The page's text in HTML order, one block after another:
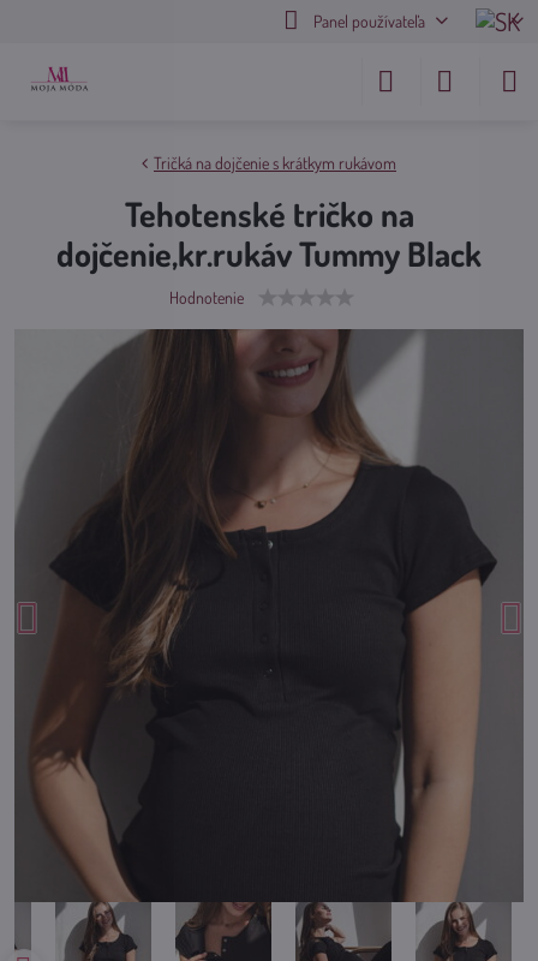
Panel používateľa
Tričká na dojčenie s krátkym rukávom
Tehotenské tričko na
dojčenie,kr.rukáv Tummy Black
Hodnotenie